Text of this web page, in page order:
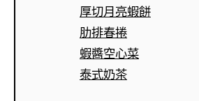
厚切月亮蝦餅
肋排春捲
蝦醬空心菜
泰式奶茶